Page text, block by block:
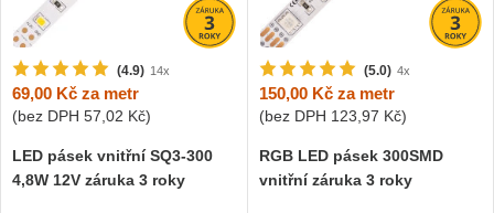
(4.9) 14x
69,00 Kč za metr
(bez DPH 57,02 Kč)
LED pásek vnitřní SQ3-300
4,8W 12V záruka 3 roky
(5.0) 4x
150,00 Kčza metr
(bez DPH 123,97 Kč)
RGB LED pásek 300SMD
vnitřní záruka 3 roky